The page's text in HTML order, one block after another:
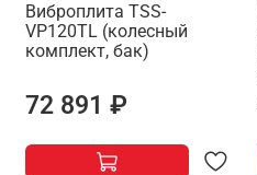
Виброплита TSS-
VP120TL (колесный
комплект, бак)
72 891 ₽